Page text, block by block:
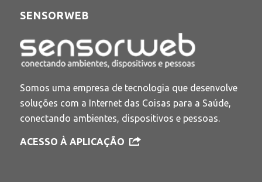
SENSORWEB
Somos uma empresa de tecnologia que desenvolve
soluções com a Internet das Coisas para a Saúde,
conectando ambientes, dispositivos e pessoas.
ACESSO À APLICAÇÃO